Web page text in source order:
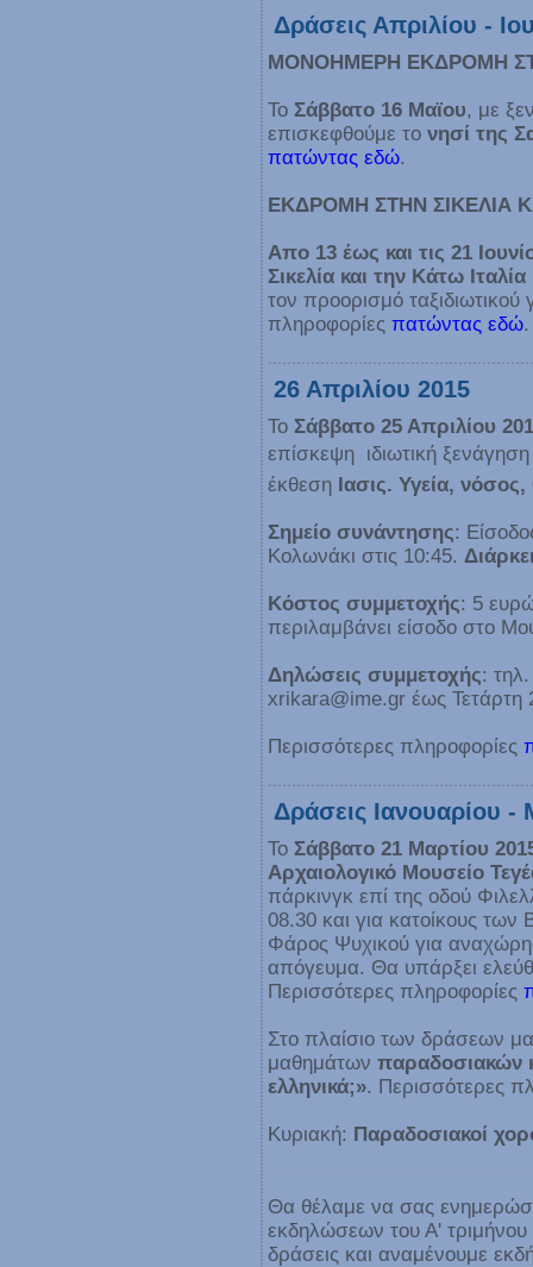
Δράσεις Απριλίου -
ΜΟΝΟΗΜΕΡΗ ΕΚΔΡΟΜΗ
Το Σάββατο 16 Μαϊου, με
επισκεφθούμε το νησί της
πατώντας εδώ.
ΕΚΔΡΟΜΗ ΣΤΗΝ ΣΙΚΕΛΙΑ
Απο 13 έως και τις 21
Σικελία και την Κάτω Ιταλία
τον προορισμό
πληροφορίες πατώντας εδώ.
26 Απριλίου 2015
Το Σάββατο 25 Απριλίου
επίσκεψη  ιδιωτική
έκθεση Ιασις. Υγεία,
Σημείο συνάντησης:
Κολωνάκι στις 10:45.
Κόστος συμμετοχής: 5
περιλαμβάνει είσοδο στο
Δηλώσεις συμμετοχής:
xrikara@ime.gr έως Τετάρτη
Περισσότερες πληροφορίες
Δράσεις Ιανουαρίου -
Το Σάββατο 21 Μαρτίου
Αρχαιολογικό Μουσείο
πάρκινγκ επί της οδού
08.30 και για κατοίκους
Φάρος Ψυχικού για
απόγευμα. Θα υπάρξει
Περισσότερες πληροφορίες
Στο πλαίσιο των δράσεων
μαθημάτων παραδοσιακών
ελληνικά;». Περισσότερες
Κυριακή: Παραδοσιακοί
Θα θέλαμε να σας
εκδηλώσεων του Α'
δράσεις και αναμένουμε